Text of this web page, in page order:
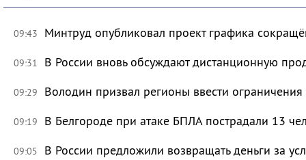
09:43 Минтруд опубликовал проект графика
09:31 В России вновь обсуждают дистанционную
09:29 Володин призвал регионы ввести
09:19 В Белгороде при атаке БПЛА пострадали 13
09:05 В России предложили возвращать деньги за